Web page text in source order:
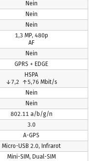
Nein
Nein
Nein
1,3 MP, 480p
AF
Nein
GPRS + EDGE
HSPA
↓7,2 ↑5,76 Mbit/s
Nein
Nein
802.11 a/b/g/n
3.0
A-GPS
Micro-USB 2.0, Infrarot
Mini-SIM, Dual-SIM